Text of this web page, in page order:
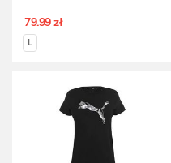
79.99 zł
L